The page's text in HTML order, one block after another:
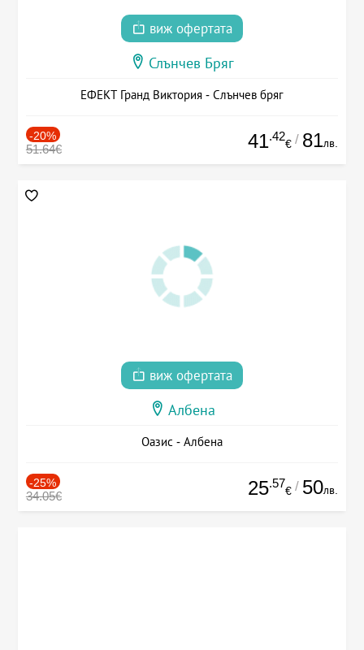
виж офертата
Слънчев Бряг
ЕФЕКТ Гранд Виктория - Слънчев бряг
-20%
51.64€ 41.42
€ / 81лв.
виж офертата
Албена
Оазис - Албена
-25%
34.05€ 25.57
€ / 50лв.